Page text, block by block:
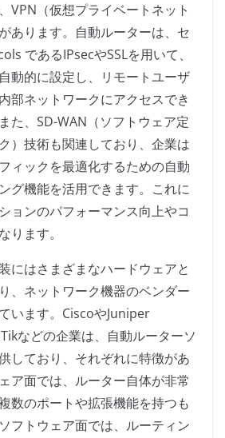
VPN（仮想プライベートネット
あります。自動ルーターは、セ
であるIPsecやSSLを用いて、
動的に設定し、リモートユーザ
部ネットワークにアクセスでき
た、SD-WAN（ソフトウェア定
）技術も関連しており、企業は
ィックを最適化するための自動
グ機能を活用できます。これに
ョンのパフォーマンス向上やコ
ります。
にはさまざまなハードウェアと
、ネットワーク機器のベンダー
います。CiscoやJuniper
などの企業は、自動ルーターソ
しており、それぞれに特徴があ
ア面では、ルーター自体が非常
数のポートや拡張機能を持つも
フトウェア面では、ルーティン